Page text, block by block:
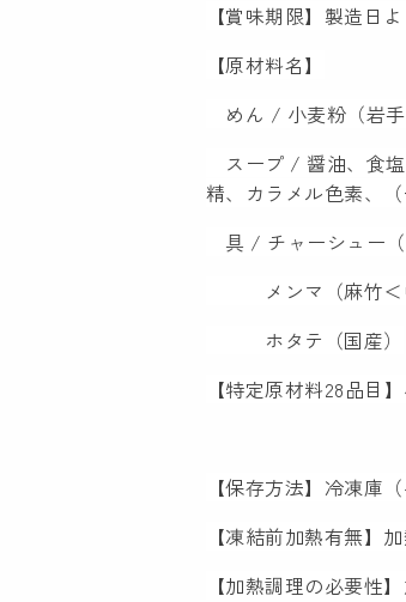
【賞味期限】製造日
【原材料名】
めん / 小麦粉（岩
スープ / 醤油、食塩
精、カラメル色素、
具 / チャーシュー（
メンマ（麻竹＜中
ホタテ（国産）
【特定原材料28品目】
【保存方法】冷凍庫
【凍結前加熱有無】
【加熱調理の必要性